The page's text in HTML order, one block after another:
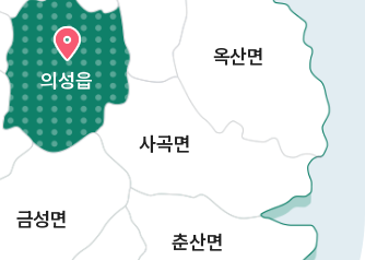
의성읍
옥산면
사곡면
춘산면
금성면